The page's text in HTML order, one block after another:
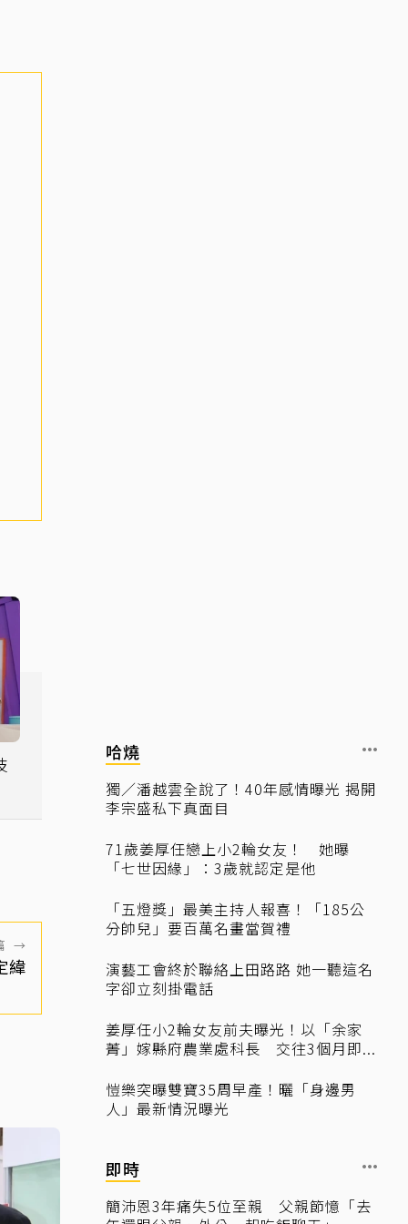
→
緯
哈燒
獨／潘越雲全說了！40年感情曝光 揭開
李宗盛私下真面目
71歲姜厚任戀上小2輪女友！ 她曝
「七世因緣」：3歲就認定是他
「五燈獎」最美主持人報喜！「185公
分帥兒」要百萬名畫當賀禮
演藝工會終於聯絡上田路路 她一聽這名
字卻立刻掛電話
姜厚任小2輪女友前夫曝光！以「余家
菁」嫁縣府農業處科長 交往3個月即...
愷樂突曝雙寶35周早產！曬「身邊男
人」最新情況曝光
即時
簡沛恩3年痛失5位至親 父親節憶「去